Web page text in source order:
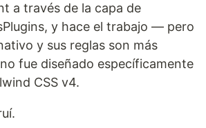
a través de la capa de
y hace el trabajo — pero
y sus reglas son más
fue diseñado específicamente
CSS v4.